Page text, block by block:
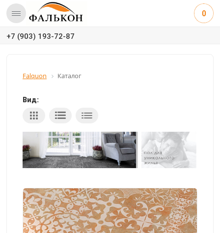
0
+7 (903) 193-72-87
Falquon Каталог
Вид: